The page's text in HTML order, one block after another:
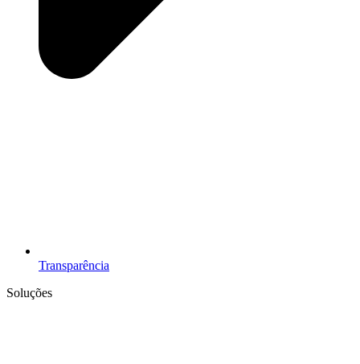
Transparência
Soluções